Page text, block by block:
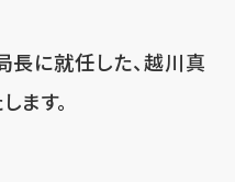
に就任した、越川真
ます。